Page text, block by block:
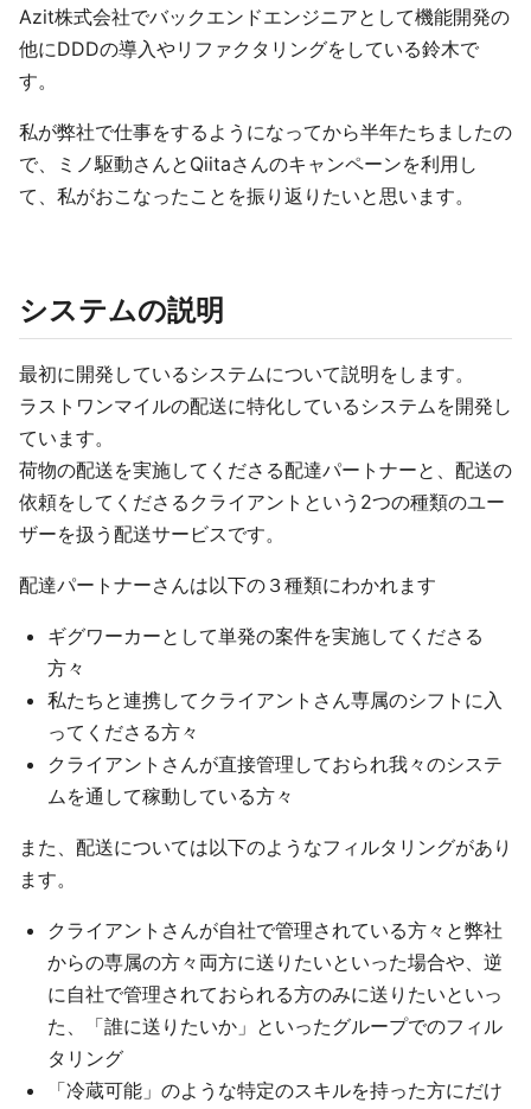
Azit株式会社でバックエンドエンジニアとして機能開発の
他にDDDの導入やリファクタリングをしている鈴木で
す。
私が弊社で仕事をするようになってから半年たちましたの
で、ミノ駆動さんとQiitaさんのキャンペーンを利用し
て、私がおこなったことを振り返りたいと思います。
システムの説明
最初に開発しているシステムについて説明をします。
ラストワンマイルの配送に特化しているシステムを開発し
ています。
荷物の配送を実施してくださる配達パートナーと、配送の
依頼をしてくださるクライアントという2つの種類のユー
ザーを扱う配送サービスです。
配達パートナーさんは以下の３種類にわかれます
ギグワーカーとして単発の案件を実施してくださる
方々
私たちと連携してクライアントさん専属のシフトに入
ってくださる方々
クライアントさんが直接管理しておられ我々のシステ
ムを通して稼動している方々
また、配送については以下のようなフィルタリングがあり
ます。
クライアントさんが自社で管理されている方々と弊社
からの専属の方々両方に送りたいといった場合や、逆
に自社で管理されておられる方のみに送りたいといっ
た、「誰に送りたいか」といったグループでのフィル
タリング
「冷蔵可能」のような特定のスキルを持った方にだけ